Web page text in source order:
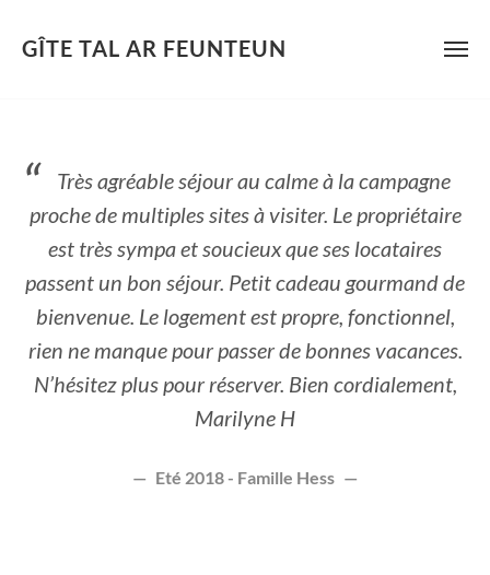
content
GÎTE TAL AR FEUNTEUN
Très agréable séjour au calme à la campagne
proche de multiples sites à visiter. Le propriétaire
est très sympa et soucieux que ses locataires
passent un bon séjour. Petit cadeau gourmand de
bienvenue. Le logement est propre, fonctionnel,
rien ne manque pour passer de bonnes vacances.
N’hésitez plus pour réserver. Bien cordialement,
Marilyne H
Eté 2018 - Famille Hess